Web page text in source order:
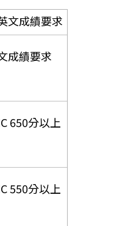
文成績要求
成績要求
650分以上
550分以上